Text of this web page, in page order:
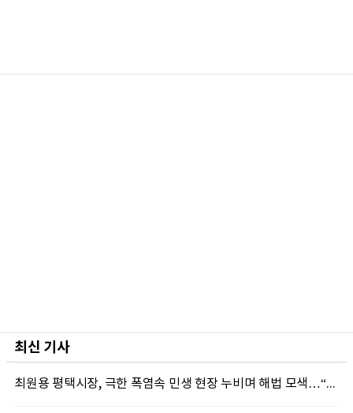
최신 기사
최원용 평택시장, 극한 폭염속 민생 현장 누비며 해법 모색…“현장에 답 있다”